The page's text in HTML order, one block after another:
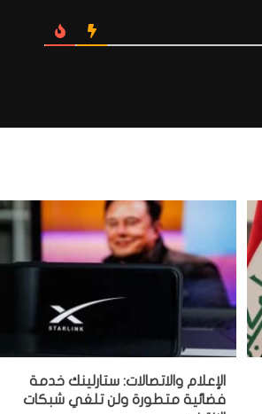
الإعلام والاتصالات: ستارلينك خدمة
فضائية متطورة ولن تلغي شبكات